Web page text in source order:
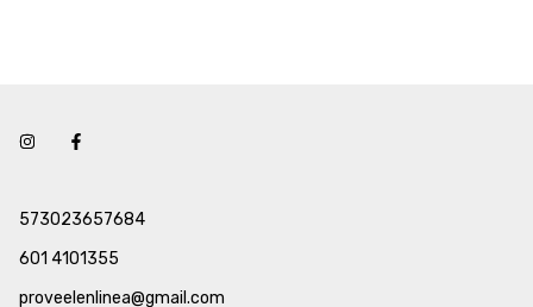
573023657684
601 4101355
proveelenlinea@gmail.com